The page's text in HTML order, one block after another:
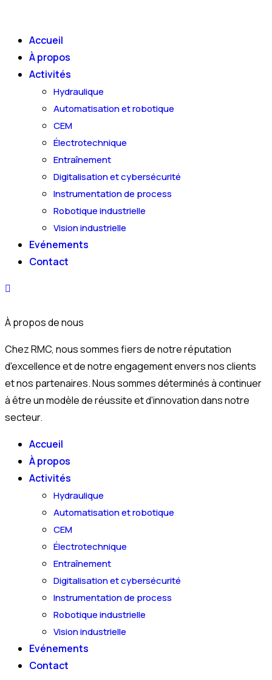
contentAccueil
À propos
Activités
Hydraulique
Automatisation et robotique
CEM
Électrotechnique
Entraînement
Digitalisation et cybersécurité
Instrumentation de process
Robotique industrielle
Vision industrielle
Evénements
Contact
À propos de nous
Chez RMC, nous sommes fiers de notre réputation
d'excellence et de notre engagement envers nos clients
et nos partenaires. Nous sommes déterminés à continuer
à être un modèle de réussite et d'innovation dans notre
secteur.
Accueil
À propos
Activités
Hydraulique
Automatisation et robotique
CEM
Électrotechnique
Entraînement
Digitalisation et cybersécurité
Instrumentation de process
Robotique industrielle
Vision industrielle
Evénements
Contact